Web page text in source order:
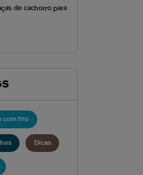
de cachorro para
com frio
Dicas